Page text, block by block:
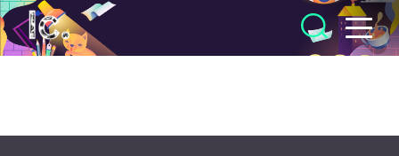
Illustratörcentrum